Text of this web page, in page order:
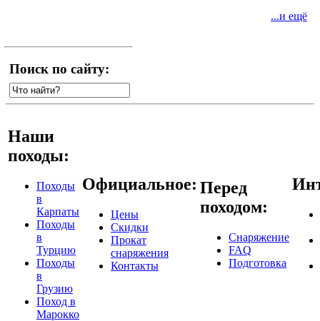
...и ещё
Поиск по сайту:
Наши
походы:
Походы
в
Карпаты
Походы
в
Турцию
Походы
в
Грузию
Поход в
Марокко
Официальное:
Цены
Скидки
Прокат
снаряжения
Контакты
Перед
походом:
Снаряжение
FAQ
Подготовка